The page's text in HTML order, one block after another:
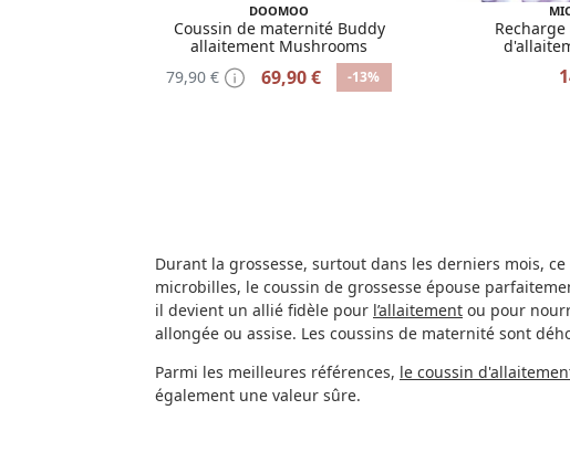
DOOMOO
Coussin de maternité Buddy
allaitement Mushrooms
79,90 €
69,90 € -13%
Durant la grossesse, surtout dans les derniers mois,
microbilles, le coussin de grossesse épouse
il devient un allié fidèle pour l’allaitement ou pour
allongée ou assise. Les coussins de maternité sont
Parmi les meilleures références, le coussin
également une valeur sûre.